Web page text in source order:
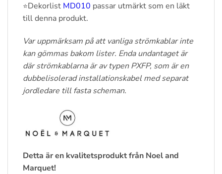
⭐Dekorlist MD010 passar utmärkt som en läkt
till denna produkt.
Var uppmärksam på att vanliga strömkablar inte
kan gömmas bakom lister. Enda undantaget är
där strömkablarna är av typen PXFP, som är en
dubbelisolerad installationskabel med separat
jordledare till fasta scheman.
Detta är en kvalitetsprodukt från Noel and
Marquet!